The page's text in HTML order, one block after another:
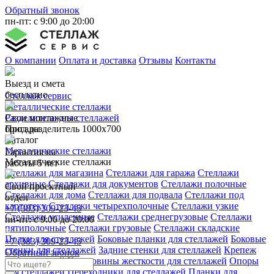
Обратный звонок
пн-пт: с 9:00 до 20:00
О компании Оплата и доставка Отзывы Контакты
Выезд и смета
бесплатно
Свои монтажные
бригады
Гарантия на
работы 5 лет
Свой проектный
отдел
+7 (383) 309-23-45
пн-пт: с 9:00 до 20:00
+7 (383) 309-23-45
Обратный звонок
Стеллаж сервис
Металлические стеллажи
Разделители для стеллажей
Прод.разделитель 1000x700
Каталог
Металлические стеллажи
Металлические стеллажи
Стеллажи для магазина Стеллажи для гаража Стеллажи
архивные Стеллажи для документов Стеллажи полочные
Стеллажи для дома Стеллажи для подвала Стеллажи под
картотеку Стеллажи четырехполочные Стеллажи узкие
Стеллажи усиленные Стеллажи среднегрузовые Стеллажи
пятиполочные Стеллажи грузовые Стеллажи складские
Полки для стеллажей Боковые планки для стеллажей Боковые
стенки для стеллажей Задние стенки для стеллажей Крепеж
для стеллажей Крестовины жесткости для стеллажей Опоры
для стеллажей Переходники для стеллажей Планки для